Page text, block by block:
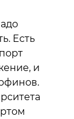
Есть
и